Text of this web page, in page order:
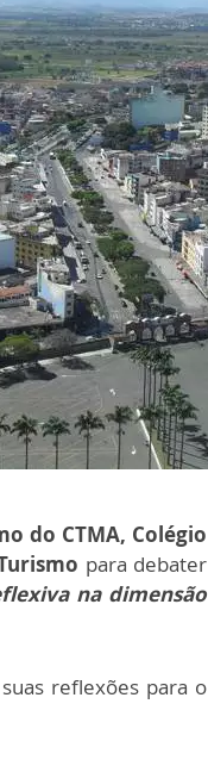
do CTMA, Colégio
para debater
na dimensão
reflexões para o